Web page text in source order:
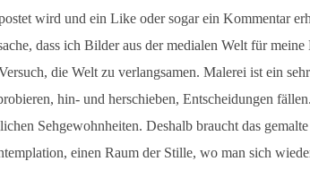
wird und ein Like oder sogar ein Kommentar
dass ich Bilder aus der medialen Welt für
die Welt zu verlangsamen. Malerei ist ein
hin- und herschieben, Entscheidungen
Sehgewohnheiten. Deshalb braucht das
einen Raum der Stille, wo man sich